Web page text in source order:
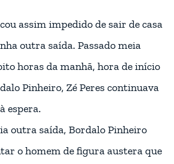
assim impedido de sair de casa
outra saída. Passado meia
horas da manhã, hora de início
Pinheiro, Zé Peres continuava
espera.
outra saída, Bordalo Pinheiro
o homem de figura austera que